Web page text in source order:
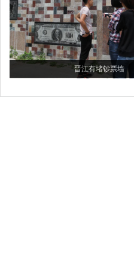
晋江有堵钞票墙